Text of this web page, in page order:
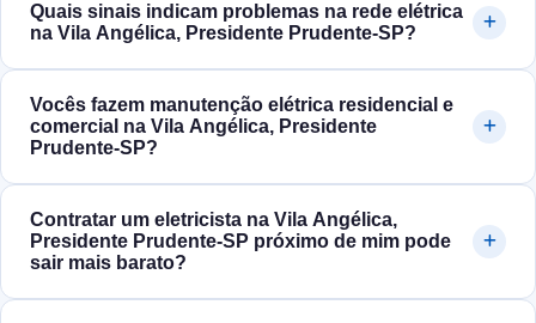
Quais sinais indicam problemas na rede elétrica
na Vila Angélica, Presidente Prudente‑SP?
Vocês fazem manutenção elétrica residencial e
comercial na Vila Angélica, Presidente
Prudente‑SP?
Contratar um eletricista na Vila Angélica,
Presidente Prudente‑SP próximo de mim pode
sair mais barato?